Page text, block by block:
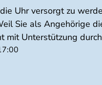
Uhr versorgt zu
Sie als Angehörige
mit Unterstützung